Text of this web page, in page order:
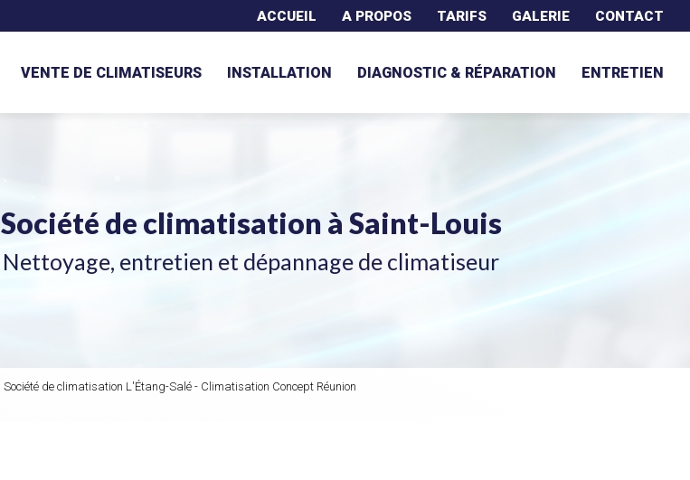
ACCUEIL A PROPOS TARIFS GALERIE CONTACT
VENTE DE CLIMATISEURS
INSTALLATION DIAGNOSTIC & RÉPARATION ENTRETIEN
Société de climatisation à Saint-Louis
Nettoyage, entretien et dépannage de climatiseur
Société de climatisation L'Étang-Salé - Climatisation Concept Réunion